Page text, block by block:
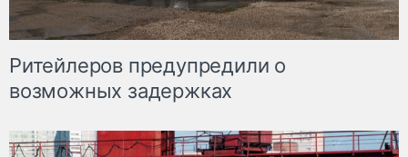
Ритейлеров предупредили о
возможных задержках